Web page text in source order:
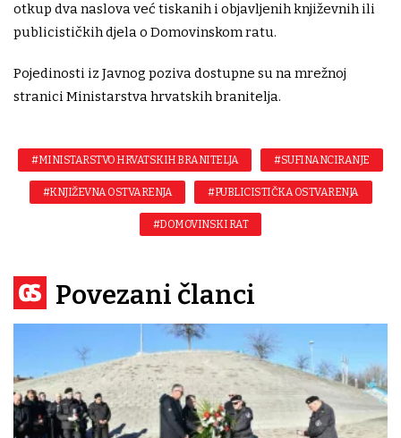
otkup dva naslova već tiskanih i objavljenih književnih ili
publicističkih djela o Domovinskom ratu.
Pojedinosti iz Javnog poziva dostupne su na mrežnoj
stranici Ministarstva hrvatskih branitelja.
#MINISTARSTVO HRVATSKIH BRANITELJA #SUFINANCIRANJE
#KNJIŽEVNA OSTVARENJA #PUBLICISTIČKA OSTVARENJA
#DOMOVINSKI RAT
Povezani članci